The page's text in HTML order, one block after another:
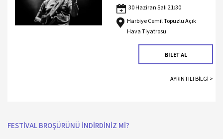
30 Haziran Salı 21:30
Harbiye Cemil Topuzlu Açık
Hava Tiyatrosu
BİLET AL
AYRINTILI BİLGİ >
FESTİVAL BROŞÜRÜNÜ İNDİRDİNİZ Mİ?